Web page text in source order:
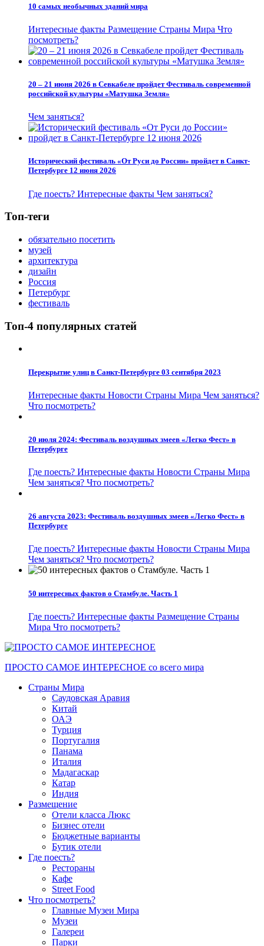
10 самых необычных зданий мира
Интересные факты Размещение Страны Мира Что
посмотреть?
20 – 21 июня 2026 в Севкабеле пройдет Фестиваль современной
российской культуры «Матушка Земля»
Чем заняться?
Исторический фестиваль «От Руси до России» пройдет в Санкт-
Петербурге 12 июня 2026
Где поесть? Интересные факты Чем заняться?
Топ-теги
обязательно посетить
музей
архитектура
дизайн
Россия
Петербург
фестиваль
Топ-4 популярных статей
Перекрытие улиц в Санкт-Петербурге 03 сентября 2023
Интересные факты Новости Страны Мира Чем заняться?
Что посмотреть?
20 июля 2024: Фестиваль воздушных змеев «Легко Фест» в
Петербурге
Где поесть? Интересные факты Новости Страны Мира
Чем заняться? Что посмотреть?
26 августа 2023: Фестиваль воздушных змеев «Легко Фест» в
Петербурге
Где поесть? Интересные факты Новости Страны Мира
Чем заняться? Что посмотреть?
50 интересных фактов о Стамбуле. Часть 1
Где поесть? Интересные факты Размещение Страны
Мира Что посмотреть?
ПРОСТО САМОЕ ИНТЕРЕСНОЕ со всего мира
Страны Мира
Саудовская Аравия
Китай
ОАЭ
Турция
Португалия
Панама
Италия
Мадагаскар
Катар
Индия
Размещение
Отели класса Люкс
Бизнес отели
Бюджетные варианты
Бутик отели
Где поесть?
Рестораны
Кафе
Street Food
Что посмотреть?
Главные Музеи Мира
Музеи
Галереи
Парки